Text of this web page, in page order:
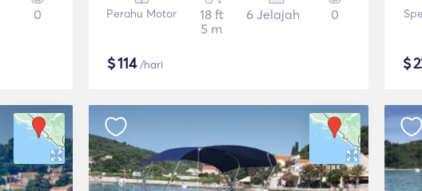
0 Perahu Motor
18 ft
5 m
6 Jelajah 0
$114/hari $